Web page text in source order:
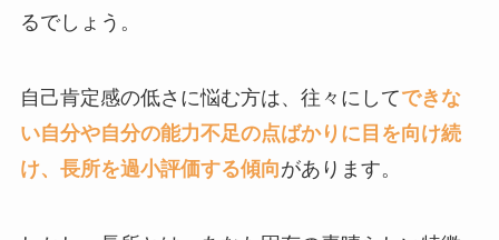
るでしょう。
自己肯定感の低さに悩む方は、往々にしてできな
い自分や自分の能力不足の点ばかりに目を向け続
け、長所を過小評価する傾向があります。